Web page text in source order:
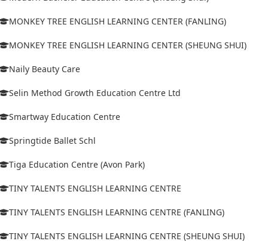
MONKEY TREE ENGLISH LEARNING CENTER (FANLING)
MONKEY TREE ENGLISH LEARNING CENTER (SHEUNG SHUI)
Naily Beauty Care
Selin Method Growth Education Centre Ltd
Smartway Education Centre
Springtide Ballet Schl
Tiga Education Centre (Avon Park)
TINY TALENTS ENGLISH LEARNING CENTRE
TINY TALENTS ENGLISH LEARNING CENTRE (FANLING)
TINY TALENTS ENGLISH LEARNING CENTRE (SHEUNG SHUI)